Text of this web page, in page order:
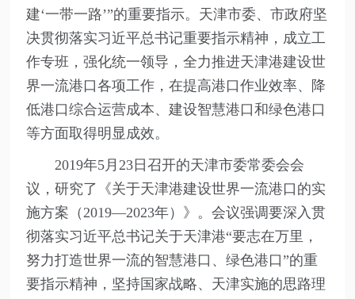
建‘一带一路’”的重要指示。天津市委、市政府坚
决贯彻落实习近平总书记重要指示精神，成立工
作专班，强化统一领导，全力推进天津港建设世
界一流港口各项工作，在提高港口作业效率、降
低港口综合运营成本、建设智慧港口和绿色港口
等方面取得明显成效。
2019年5月23日召开的天津市委常委会会
议，研究了《关于天津港建设世界一流港口的实
施方案（2019—2023年）》。会议强调要深入贯
彻落实习近平总书记关于天津港“要志在万里，
努力打造世界一流的智慧港口、绿色港口”的重
要指示精神，坚持国家战略、天津实施的思路理